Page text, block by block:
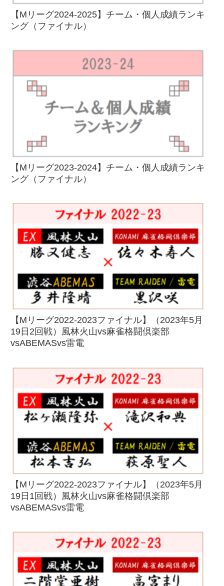
【Mリーグ2024-2025】チーム・個人成績ランキ
ング（ファイナル）
【Mリーグ2023-2024】チーム・個人成績ランキ
ング（ファイナル）
【Mリーグ2022-2023ファイナル】（2023年5月
19日2回戦）風林火山vs麻雀格闘倶楽部
vsABEMASvs雷電
【Mリーグ2022-2023ファイナル】（2023年5月
19日1回戦）風林火山vs麻雀格闘倶楽部
vsABEMASvs雷電